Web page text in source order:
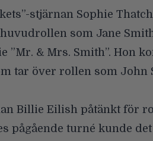
stjärnan Sophie
som Jane
”Mr. & Mrs. Smith”. Hon
tar över rollen som John
Billie Eilish påtänkt för
pågående turné kunde